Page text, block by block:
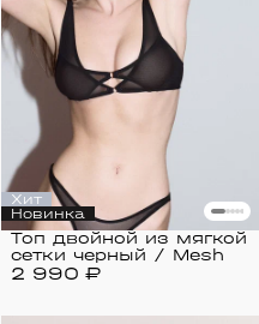
Хит
Новинка
2 990 ₽
Топ двойной из мягкой
сетки черный / Mesh